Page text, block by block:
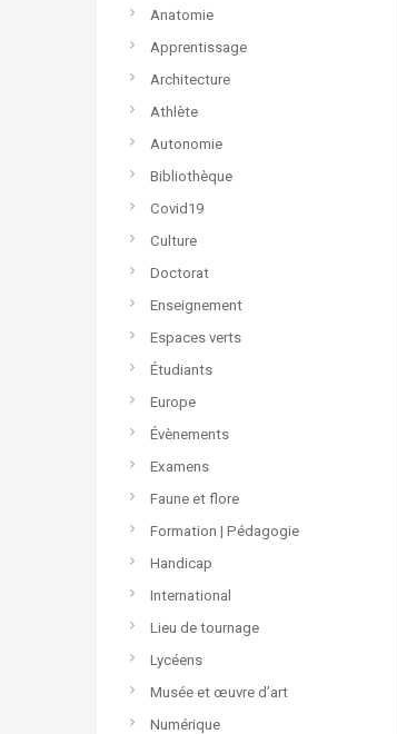
Anatomie
Apprentissage
Architecture
Athlète
Autonomie
Bibliothèque
Covid19
Culture
Doctorat
Enseignement
Espaces verts
Étudiants
Europe
Évènements
Examens
Faune et flore
Formation | Pédagogie
Handicap
International
Lieu de tournage
Lycéens
Musée et œuvre d’art
Numérique